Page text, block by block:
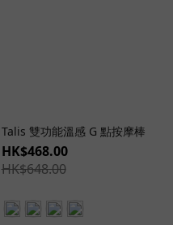
Talis 雙功能溫感 G 點按摩棒
HK$468.00
HK$648.00